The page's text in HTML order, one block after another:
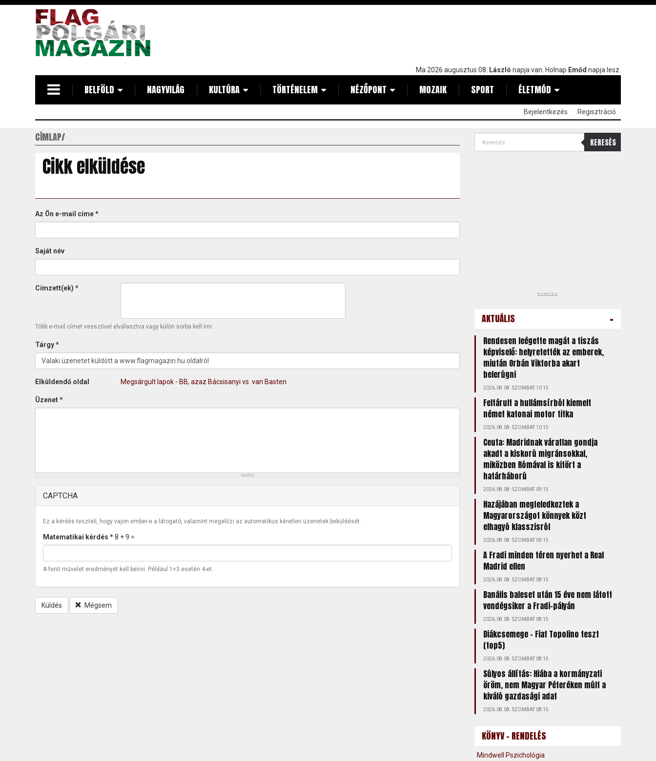
Ma 2026 augusztus 08. László napja van. Holnap Emőd napja lesz.
BELFÖLD NAGYVILÁG KULTÚRA TÖRTÉNELEM NÉZŐPONT MOZAIK SPORT ÉLETMÓD
Bejelentkezés Regisztráció
CÍMLAP
Cikk elküldése
Az Ön e-mail címe*
Saját név
Címzett(ek) *
Több e-mail címet vesszővel elválasztva vagy külön sorba kell írni.
Tárgy*
Elküldendő oldal Megsárgult lapok - BB, azaz Bácsisanyi vs. van Basten
Üzenet*
CAPTCHA
Ez a kérdés teszteli, hogy vajon ember-e a látogató, valamint megelőzi az automatikus kéretlen üzenetek beküldését.
Matematikai kérdés *8 + 9 =
A fenti művelet eredményét kell beírni. Például 1+3 esetén 4-et.
Küldés Mégsem
KERESÉS
hirdetés
AKTUÁLIS -
Rendesen leégette magát a tiszás
képviselő: helyretették az emberek,
miután Orbán Viktorba akart
belerúgni
2026.08.08. SZOMBAT 10:15
Feltárult a hullámsírból kiemelt
német katonai motor titka
2026.08.08. SZOMBAT 10:15
Ceuta: Madridnak váratlan gondja
akadt a kiskorú migránsokkal,
miközben Rómával is kitört a
határháború
2026.08.08. SZOMBAT 09:15
Hazájában megfeledkeztek a
Magyarországot könnyek közt
elhagyó klasszisról
2026.08.08. SZOMBAT 09:15
A Fradi minden téren nyerhet a Real
Madrid ellen
2026.08.08. SZOMBAT 08:15
Banális baleset után 15 éve nem látott
vendégsiker a Fradi-pályán
2026.08.08. SZOMBAT 08:15
Diákcsemege – Fiat Topolino teszt
(top5)
2026.08.08. SZOMBAT 08:15
Súlyos állítás: Hiába a kormányzati
öröm, nem Magyar Péteréken múlt a
kiváló gazdasági adat
2026.08.08. SZOMBAT 08:15
KÖNYV - RENDELÉS
Mindwell Pszichológia